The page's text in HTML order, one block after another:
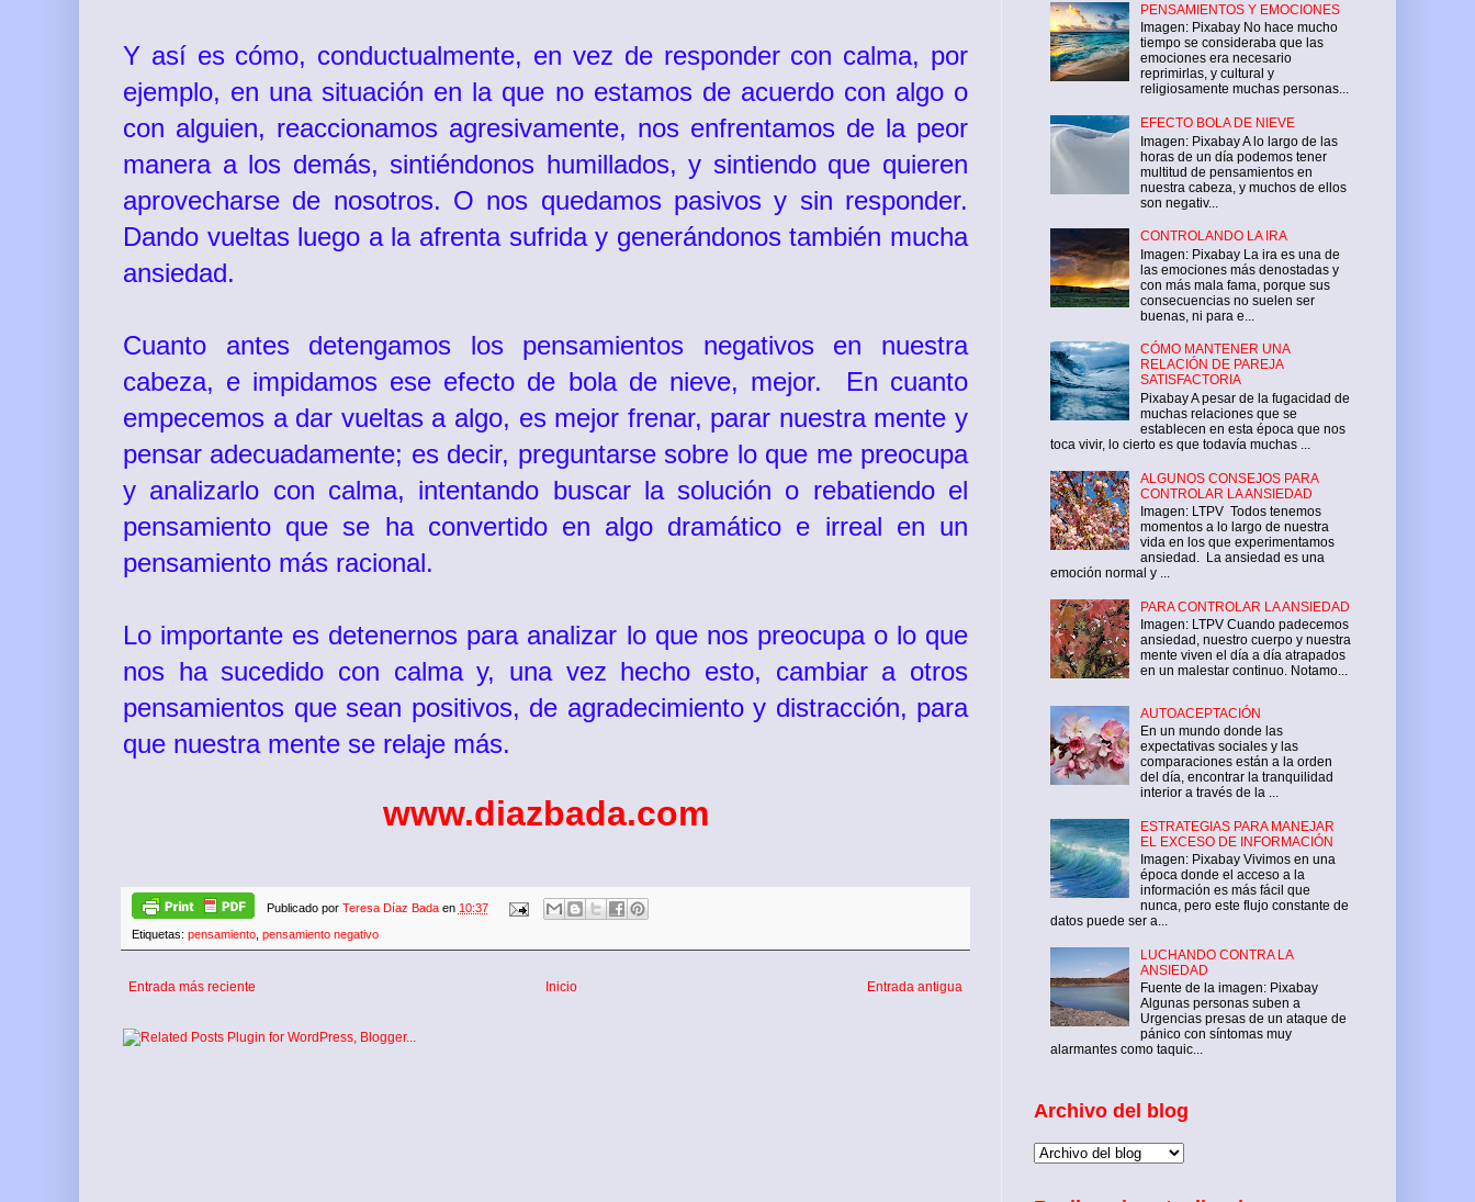
Y así es cómo, conductualmente, en vez de responder con calma, por
ejemplo, en una situación en la que no estamos de acuerdo con algo o
con alguien, reaccionamos agresivamente, nos enfrentamos de la peor
manera a los demás, sintiéndonos humillados, y sintiendo que quieren
aprovecharse de nosotros. O nos quedamos pasivos y sin responder.
Dando vueltas luego a la afrenta sufrida y generándonos también mucha
ansiedad.
Cuanto antes detengamos los pensamientos negativos en nuestra
cabeza, e impidamos ese efecto de bola de nieve, mejor. En cuanto
empecemos a dar vueltas a algo, es mejor frenar, parar nuestra mente y
pensar adecuadamente; es decir, preguntarse sobre lo que me preocupa
y analizarlo con calma, intentando buscar la solución o rebatiendo el
pensamiento que se ha convertido en algo dramático e irreal en un
pensamiento más racional.
Lo importante es detenernos para analizar lo que nos preocupa o lo que
nos ha sucedido con calma y, una vez hecho esto, cambiar a otros
pensamientos que sean positivos, de agradecimiento y distracción, para
que nuestra mente se relaje más.
www.diazbada.com
Publicado por Teresa Díaz Bada en 10:37
Etiquetas: pensamiento, pensamiento negativo
Entrada más reciente Entrada antigua
Inicio
PENSAMIENTOS Y EMOCIONES
Imagen: Pixabay No hace mucho
tiempo se consideraba que las
emociones era necesario
reprimirlas, y cultural y
religiosamente muchas personas...
EFECTO BOLA DE NIEVE
Imagen: Pixabay A lo largo de las
horas de un día podemos tener
multitud de pensamientos en
nuestra cabeza, y muchos de ellos
son negativ...
CONTROLANDO LA IRA
Imagen: Pixabay La ira es una de
las emociones más denostadas y
con más mala fama, porque sus
consecuencias no suelen ser
buenas, ni para e...
CÓMO MANTENER UNA
RELACIÓN DE PAREJA
SATISFACTORIA
Pixabay A pesar de la fugacidad de
muchas relaciones que se
establecen en esta época que nos
toca vivir, lo cierto es que todavía muchas ...
ALGUNOS CONSEJOS PARA
CONTROLAR LA ANSIEDAD
Imagen: LTPV Todos tenemos
momentos a lo largo de nuestra
vida en los que experimentamos
ansiedad. La ansiedad es una
emoción normal y ...
PARA CONTROLAR LA ANSIEDAD
Imagen: LTPV Cuando padecemos
ansiedad, nuestro cuerpo y nuestra
mente viven el día a día atrapados
en un malestar continuo. Notamo...
AUTOACEPTACIÓN
En un mundo donde las
expectativas sociales y las
comparaciones están a la orden
del día, encontrar la tranquilidad
interior a través de la ...
ESTRATEGIAS PARA MANEJAR
EL EXCESO DE INFORMACIÓN
Imagen: Pixabay Vivimos en una
época donde el acceso a la
información es más fácil que
nunca, pero este flujo constante de
datos puede ser a...
LUCHANDO CONTRA LA
ANSIEDAD
Fuente de la imagen: Pixabay
Algunas personas suben a
Urgencias presas de un ataque de
pánico con síntomas muy
alarmantes como taquic...
Archivo del blog